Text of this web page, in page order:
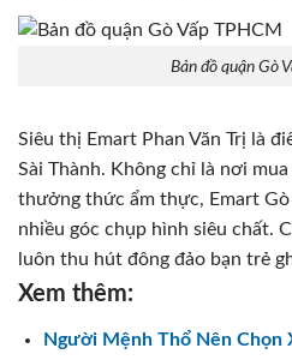
Bản đồ quận Gò
Siêu thị Emart Phan Văn Trị là
Sài Thành. Không chỉ là nơi
thưởng thức ẩm thực, Emart
nhiều góc chụp hình siêu chất.
luôn thu hút đông đảo bạn trẻ
Xem thêm:
Người Mệnh Thổ Nên Chọn